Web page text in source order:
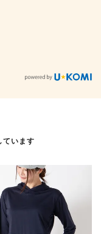
ています